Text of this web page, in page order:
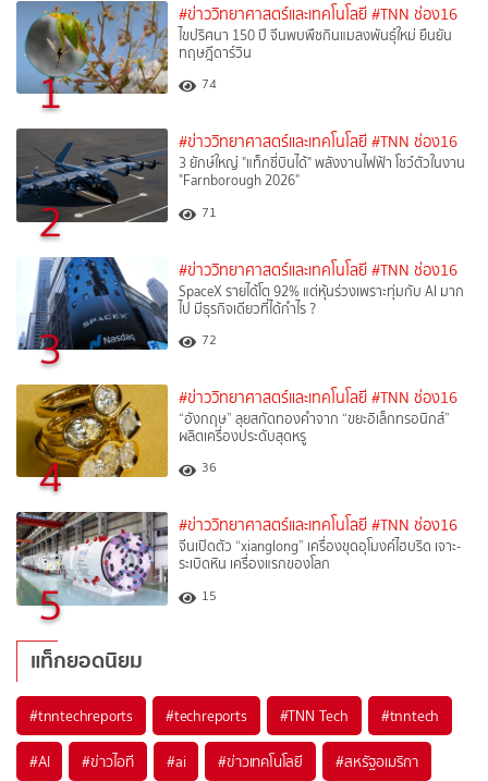
1
#ข่าววิทยาศาสตร์และเทคโนโลยี #TNN ช่อง16
ไขปริศนา 150 ปี จีนพบพืชกินแมลงพันธุ์ใหม่ ยืนยัน
ทฤษฎีดาร์วิน
74
2
#ข่าววิทยาศาสตร์และเทคโนโลยี #TNN ช่อง16
3 ยักษ์ใหญ่ "แท็กซี่บินได้" พลังงานไฟฟ้า โชว์ตัวในงาน
"Farnborough 2026"
71
3
#ข่าววิทยาศาสตร์และเทคโนโลยี #TNN ช่อง16
SpaceX รายได้โต 92% แต่หุ้นร่วงเพราะทุ่มกับ AI มาก
ไป มีธุรกิจเดียวที่ได้กำไร ?
72
4
#ข่าววิทยาศาสตร์และเทคโนโลยี #TNN ช่อง16
“อังกฤษ” ลุยสกัดทองคำจาก “ขยะอิเล็กทรอนิกส์”
ผลิตเครื่องประดับสุดหรู
36
5
#ข่าววิทยาศาสตร์และเทคโนโลยี #TNN ช่อง16
จีนเปิดตัว “xianglong” เครื่องขุดอุโมงค์ไฮบริด เจาะ-
ระเบิดหิน เครื่องแรกของโลก
15
แท็กยอดนิยม
#tnntechreports #techreports #TNN Tech #tnntech
#AI #ข่าวไอที #ai #ข่าวเทคโนโลยี #สหรัฐอเมริกา